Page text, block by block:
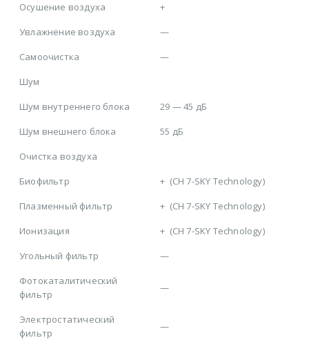
Осушение воздуха
+
Увлажнение воздуха
—
Самоочистка
—
Шум
Шум внутреннего блока
29 — 45 дБ
Шум внешнего блока
55 дБ
Очистка воздуха
Биофильтр
+ (CH 7-SKY Technology)
Плазменный фильтр
+ (CH 7-SKY Technology)
Ионизация
+ (CH 7-SKY Technology)
Угольный фильтр
—
Фотокаталитический
фильтр
—
Электростатический
фильтр
—